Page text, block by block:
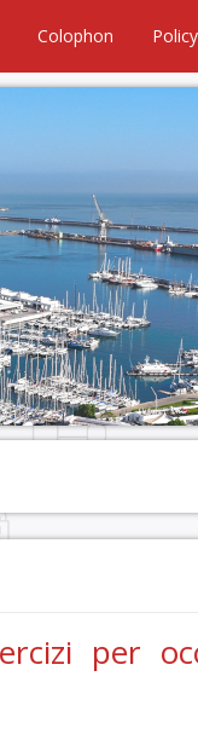
Colophon Policy
per